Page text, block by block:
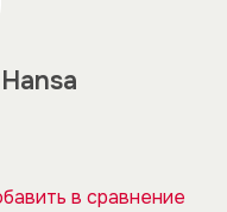
в сравнение